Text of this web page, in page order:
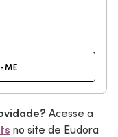
ME
Acesse a
no site de Eudora